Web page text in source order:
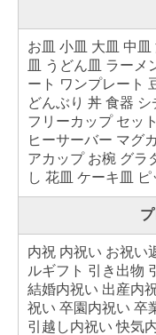
お皿 小皿 大皿 中
皿 うどん皿 ラーメ
ート ワンプレート
どんぶり 丼 食器
フリーカップ セッ
ヒーサーバー マグ
アカップ お椀 グラ
し 花皿 ケーキ皿 ピ
内祝 内祝い お祝い
ルギフト 引き出物
結婚内祝い 出産内
祝い 卒園内祝い 卒
引越し内祝い 快気